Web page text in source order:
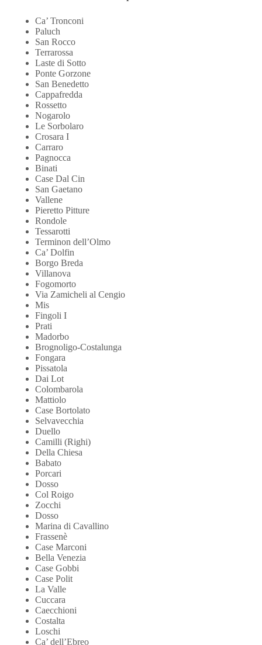
Ca’ Tronconi
Paluch
San Rocco
Terrarossa
Laste di Sotto
Ponte Gorzone
San Benedetto
Cappafredda
Rossetto
Nogarolo
Le Sorbolaro
Crosara I
Carraro
Pagnocca
Binati
Case Dal Cin
San Gaetano
Vallene
Pieretto Pitture
Rondole
Tessarotti
Terminon dell’Olmo
Ca’ Dolfin
Borgo Breda
Villanova
Fogomorto
Via Zamicheli al Cengio
Mis
Fingoli I
Prati
Madorbo
Brognoligo-Costalunga
Fongara
Pissatola
Dai Lot
Colombarola
Mattiolo
Case Bortolato
Selvavecchia
Duello
Camilli (Righi)
Della Chiesa
Babato
Porcari
Dosso
Col Roigo
Zocchi
Dosso
Marina di Cavallino
Frassenè
Case Marconi
Bella Venezia
Case Gobbi
Case Polit
La Valle
Cuccara
Caecchioni
Costalta
Loschi
Ca’ dell’Ebreo